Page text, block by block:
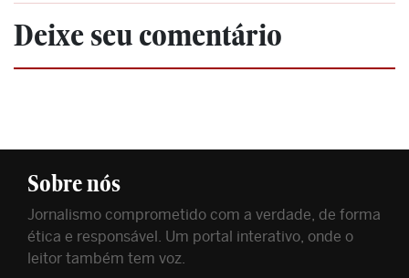
Deixe seu comentário
Sobre nós
Jornalismo comprometido com a verdade, de forma
ética e responsável. Um portal interativo, onde o
leitor também tem voz.